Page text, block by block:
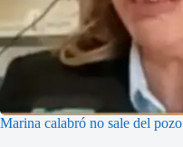
Marina calabró no sale del pozo